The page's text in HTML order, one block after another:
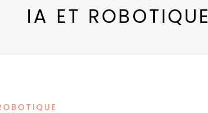
IA ET ROBOTIQUE